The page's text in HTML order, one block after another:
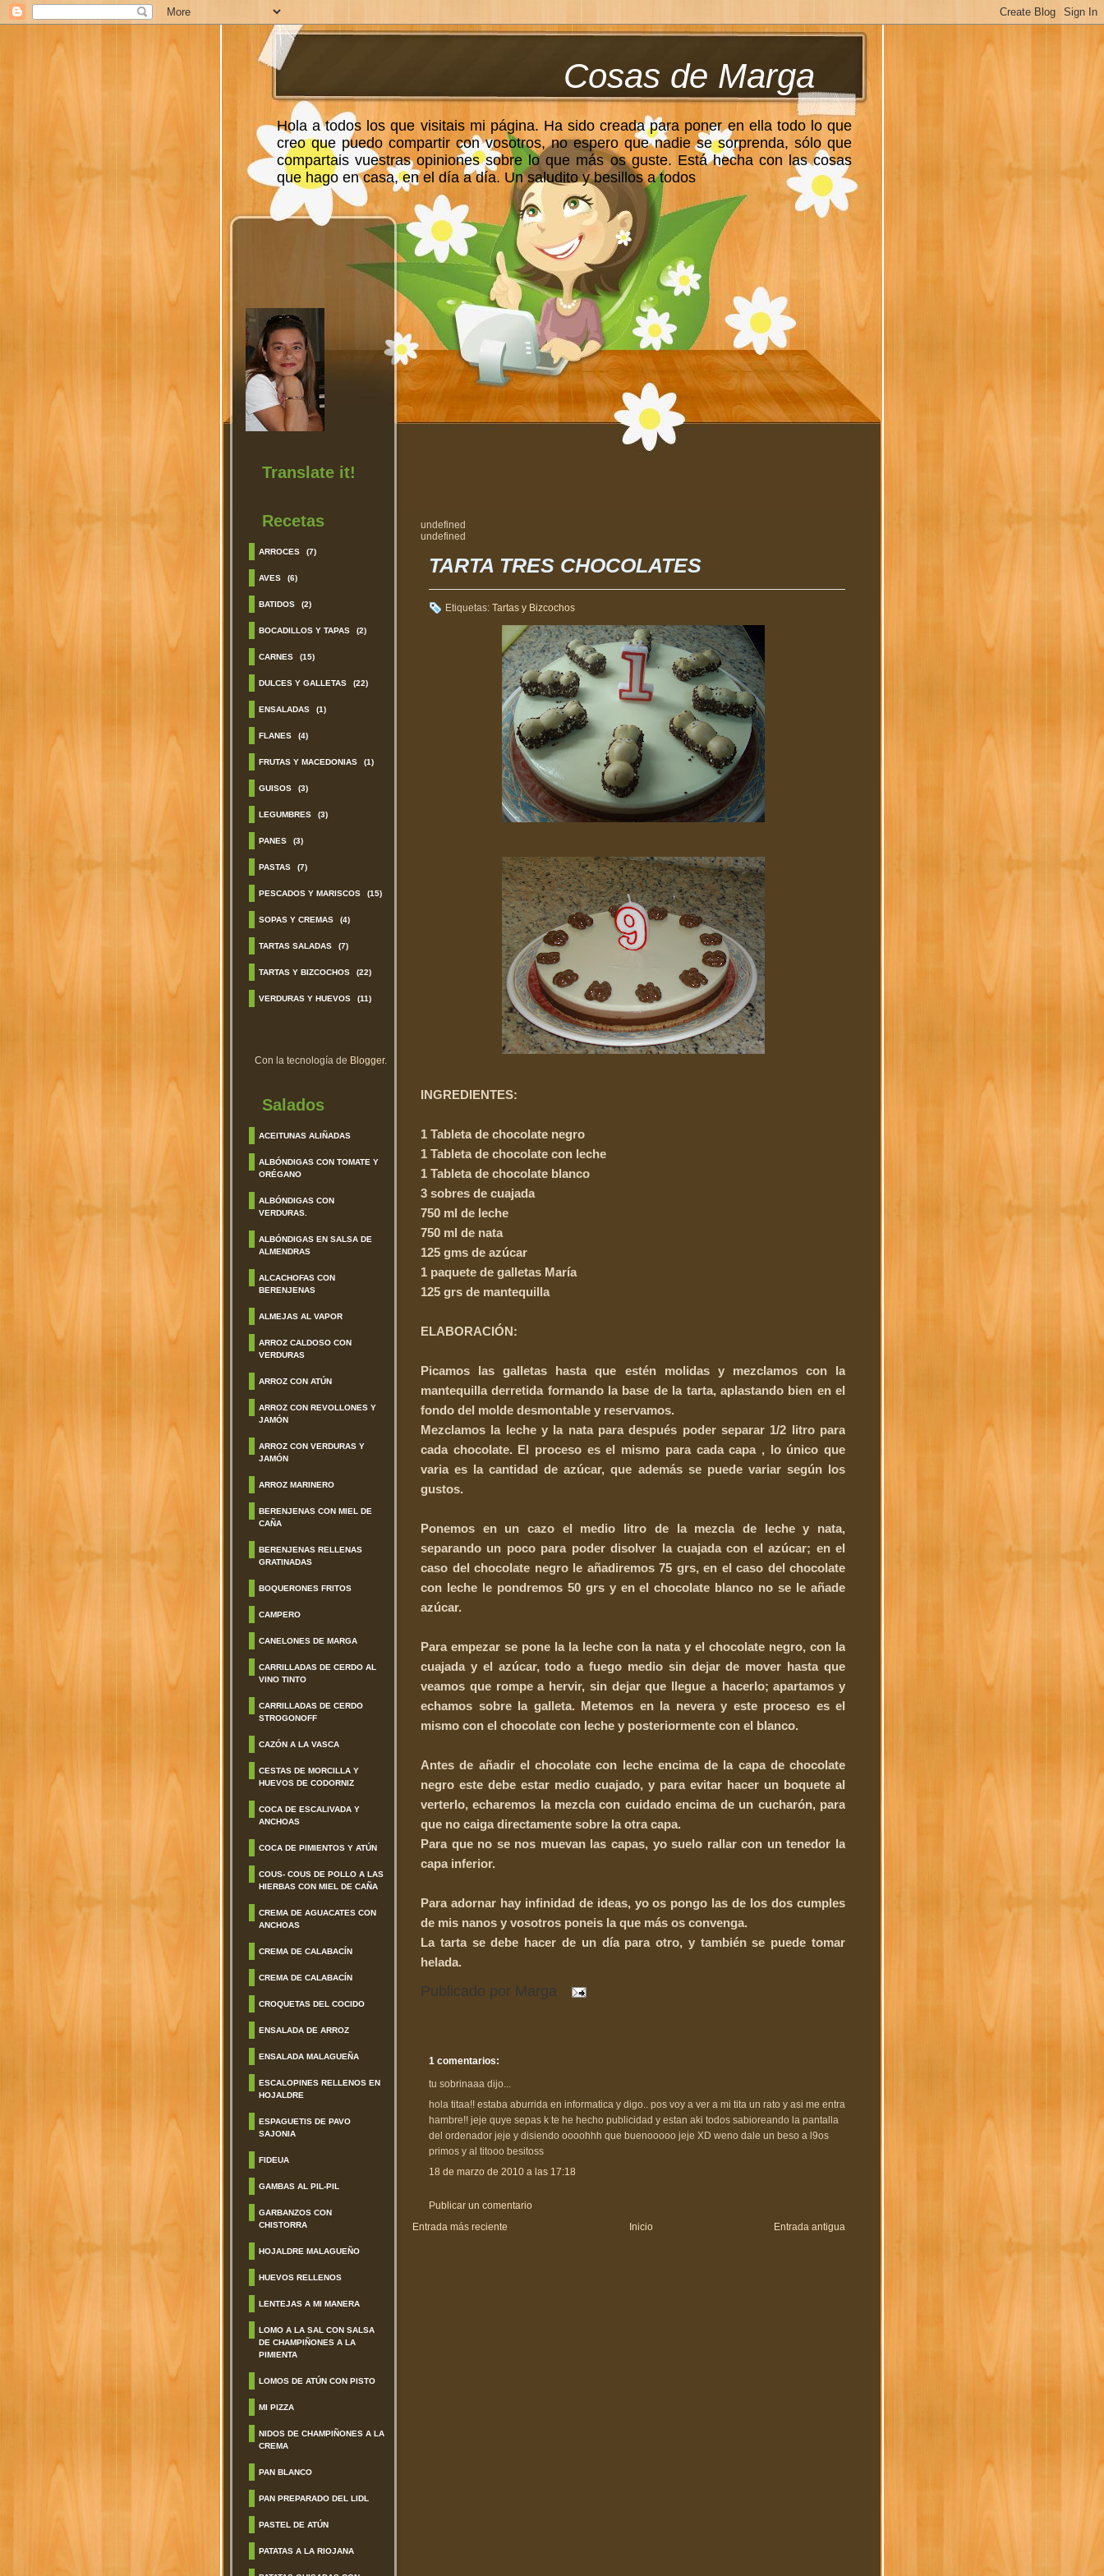
Cosas de Marga
Hola a todos los que visitais mi página. Ha sido creada para poner en ella todo lo que
creo que puedo compartir con vosotros, no espero que nadie se sorprenda, sólo que
compartais vuestras opiniones sobre lo que más os guste. Está hecha con las cosas
que hago en casa, en el día a día. Un saludito y besillos a todos
Translate it!
Recetas
ARROCES (7)
AVES (6)
BATIDOS (2)
BOCADILLOS Y TAPAS (2)
CARNES (15)
DULCES Y GALLETAS (22)
ENSALADAS (1)
FLANES (4)
FRUTAS Y MACEDONIAS (1)
GUISOS (3)
LEGUMBRES (3)
PANES (3)
PASTAS (7)
PESCADOS Y MARISCOS (15)
SOPAS Y CREMAS (4)
TARTAS SALADAS (7)
TARTAS Y BIZCOCHOS (22)
VERDURAS Y HUEVOS (11)
Con la tecnología de Blogger.
Salados
ACEITUNAS ALIÑADAS
ALBÓNDIGAS CON TOMATE Y
ORÉGANO
ALBÓNDIGAS CON
VERDURAS.
ALBÓNDIGAS EN SALSA DE
ALMENDRAS
ALCACHOFAS CON
BERENJENAS
ALMEJAS AL VAPOR
ARROZ CALDOSO CON
VERDURAS
ARROZ CON ATÚN
ARROZ CON REVOLLONES Y
JAMÓN
ARROZ CON VERDURAS Y
JAMÓN
ARROZ MARINERO
BERENJENAS CON MIEL DE
CAÑA
BERENJENAS RELLENAS
GRATINADAS
BOQUERONES FRITOS
CAMPERO
CANELONES DE MARGA
CARRILLADAS DE CERDO AL
VINO TINTO
CARRILLADAS DE CERDO
STROGONOFF
CAZÓN A LA VASCA
CESTAS DE MORCILLA Y
HUEVOS DE CODORNIZ
COCA DE ESCALIVADA Y
ANCHOAS
COCA DE PIMIENTOS Y ATÚN
COUS- COUS DE POLLO A LAS
HIERBAS CON MIEL DE CAÑA
CREMA DE AGUACATES CON
ANCHOAS
CREMA DE CALABACÍN
CREMA DE CALABACÍN
CROQUETAS DEL COCIDO
ENSALADA DE ARROZ
ENSALADA MALAGUEÑA
ESCALOPINES RELLENOS EN
HOJALDRE
ESPAGUETIS DE PAVO
SAJONIA
FIDEUA
GAMBAS AL PIL-PIL
GARBANZOS CON
CHISTORRA
HOJALDRE MALAGUEÑO
HUEVOS RELLENOS
LENTEJAS A MI MANERA
LOMO A LA SAL CON SALSA
DE CHAMPIÑONES A LA
PIMIENTA
LOMOS DE ATÚN CON PISTO
MI PIZZA
NIDOS DE CHAMPIÑONES A LA
CREMA
PAN BLANCO
PAN PREPARADO DEL LIDL
PASTEL DE ATÚN
PATATAS A LA RIOJANA
undefined
undefined
TARTA TRES CHOCOLATES
Etiquetas: Tartas y Bizcochos
INGREDIENTES:
1 Tableta de chocolate negro
1 Tableta de chocolate con leche
1 Tableta de chocolate blanco
3 sobres de cuajada
750 ml de leche
750 ml de nata
125 gms de azúcar
1 paquete de galletas María
125 grs de mantequilla
ELABORACIÓN:
Picamos las galletas hasta que estén molidas y mezclamos con la
mantequilla derretida formando la base de la tarta, aplastando bien en el
fondo del molde desmontable y reservamos.
Mezclamos la leche y la nata para después poder separar 1/2 litro para
cada chocolate. El proceso es el mismo para cada capa , lo único que
varia es la cantidad de azúcar, que además se puede variar según los
gustos.
Ponemos en un cazo el medio litro de la mezcla de leche y nata,
separando un poco para poder disolver la cuajada con el azúcar; en el
caso del chocolate negro le añadiremos 75 grs, en el caso del chocolate
con leche le pondremos 50 grs y en el chocolate blanco no se le añade
azúcar.
Para empezar se pone la la leche con la nata y el chocolate negro, con la
cuajada y el azúcar, todo a fuego medio sin dejar de mover hasta que
veamos que rompe a hervir, sin dejar que llegue a hacerlo; apartamos y
echamos sobre la galleta. Metemos en la nevera y este proceso es el
mismo con el chocolate con leche y posteriormente con el blanco.
Antes de añadir el chocolate con leche encima de la capa de chocolate
negro este debe estar medio cuajado, y para evitar hacer un boquete al
verterlo, echaremos la mezcla con cuidado encima de un cucharón, para
que no caiga directamente sobre la otra capa.
Para que no se nos muevan las capas, yo suelo rallar con un tenedor la
capa inferior.
Para adornar hay infinidad de ideas, yo os pongo las de los dos cumples
de mis nanos y vosotros poneis la que más os convenga.
La tarta se debe hacer de un día para otro, y también se puede tomar
helada.
Publicado por Marga
1 comentarios:
tu sobrinaaa dijo...
hola titaa!! estaba aburrida en informatica y digo.. pos voy a ver a mi tita un rato y asi me entra
hambre!! jeje quye sepas k te he hecho publicidad y estan aki todos sabioreando la pantalla
del ordenador jeje y disiendo oooohhh que buenooooo jeje XD weno dale un beso a l9os
primos y al titooo besitoss
18 de marzo de 2010 a las 17:18
Publicar un comentario
Entrada más reciente
Entrada antigua
Inicio